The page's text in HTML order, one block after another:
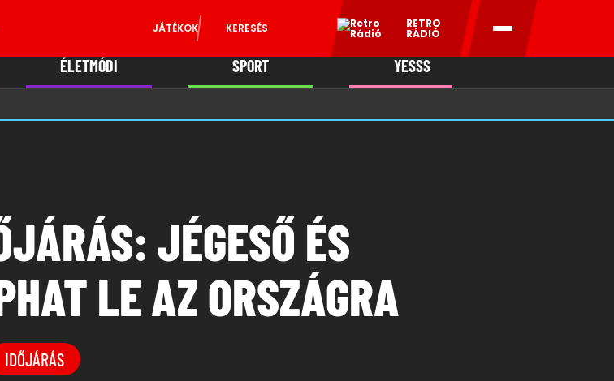
JÁTÉKOK KERESÉS RETRO
RÁDIÓ
ÉLETMÓDI SPORT YESSS
JÉGESŐ ÉS
LE AZ ORSZÁGRA
IDŐJÁRÁS